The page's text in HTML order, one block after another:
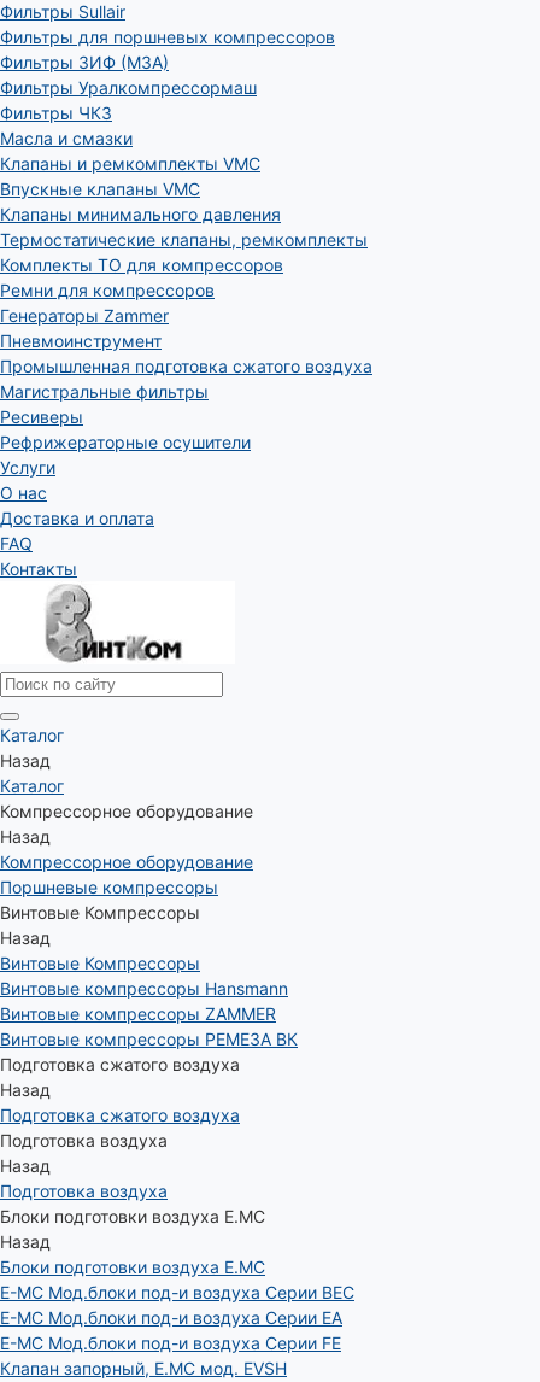
Фильтры Sullair
Фильтры для поршневых компрессоров
Фильтры ЗИФ (МЗА)
Фильтры Уралкомпрессормаш
Фильтры ЧКЗ
Масла и смазки
Клапаны и ремкомплекты VMC
Впускные клапаны VMC
Клапаны минимального давления
Термостатические клапаны, ремкомплекты
Комплекты ТО для компрессоров
Ремни для компрессоров
Генераторы Zammer
Пневмоинструмент
Промышленная подготовка сжатого воздуха
Магистральные фильтры
Ресиверы
Рефрижераторные осушители
Услуги
О нас
Доставка и оплата
FAQ
Контакты
Каталог
Назад
Каталог
Компрессорное оборудование
Назад
Компрессорное оборудование
Поршневые компрессоры
Винтовые Компрессоры
Назад
Винтовые Компрессоры
Винтовые компрессоры Hansmann
Винтовые компрессоры ZAMMER
Винтовые компрессоры РЕМЕЗА ВК
Подготовка сжатого воздуха
Назад
Подготовка сжатого воздуха
Подготовка воздуха
Назад
Подготовка воздуха
Блоки подготовки воздуха E.MC
Назад
Блоки подготовки воздуха E.MC
E-MC Мод.блоки под-и воздуха Серии BEC
E-MC Мод.блоки под-и воздуха Серии EA
E-MC Мод.блоки под-и воздуха Серии FE
Клапан запорный, E.MC мод. EVSH